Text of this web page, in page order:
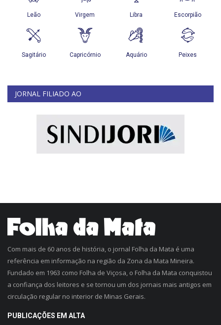
JORNAL FILIADO AO
Com mais de 60 anos de história, o jornal Folha da Mata é uma
referência em informação na região da Zona da Mata Mineira.
Fundado em 1963 como Folha de Viçosa, o Folha da Mata conquistou
a confiança dos leitores e se tornou um dos jornais mais antigos em
circulação regular no interior de Minas Gerais.
PUBLICAÇÕES EM ALTA